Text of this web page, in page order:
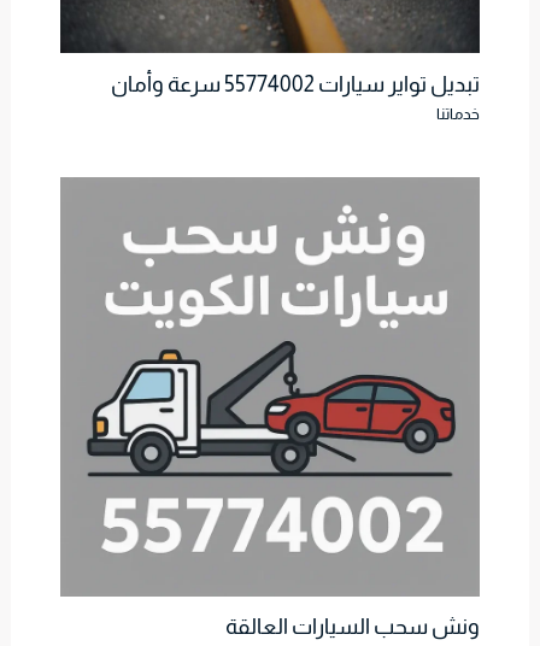
تبديل تواير سيارات 55774002 سرعة وأمان
خدماتنا
ونش سحب السيارات العالقة